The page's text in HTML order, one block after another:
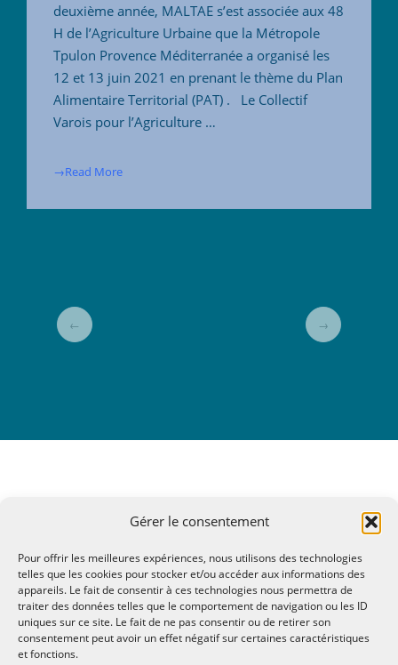
Gérer le consentement
Pour offrir les meilleures expériences, nous utilisons des technologies
telles que les cookies pour stocker et/ou accéder aux informations des
appareils. Le fait de consentir à ces technologies nous permettra de
traiter des données telles que le comportement de navigation ou les ID
uniques sur ce site. Le fait de ne pas consentir ou de retirer son
consentement peut avoir un effet négatif sur certaines caractéristiques
et fonctions.
deuxième année, MALTAE s’est associée aux 48
H de l’Agriculture Urbaine que la Métropole
Tpulon Provence Méditerranée a organisé les
12 et 13 juin 2021 en prenant le thème du Plan
Alimentaire Territorial (PAT) . Le Collectif
Varois pour l’Agriculture …
→Read More
← →